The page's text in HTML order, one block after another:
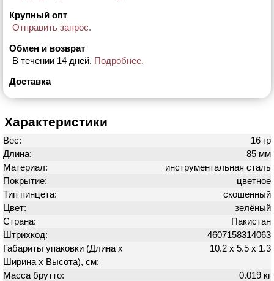
Крупный опт
Отправить запрос.
Обмен и возврат
В течении 14 дней. Подробнее.
Доставка
Характеристики
Вес:
16 гр
Длина:
85 мм
Материал:
инструментальная сталь
Покрытие:
цветное
Тип пинцета:
скошенный
Цвет:
зелёный
Страна:
Пакистан
Штрихкод:
4607158314063
Габариты упаковки (Длина х
Ширина х Высота), см:
10.2 х 5.5 х 1.3
Масса брутто: 0.019 кг